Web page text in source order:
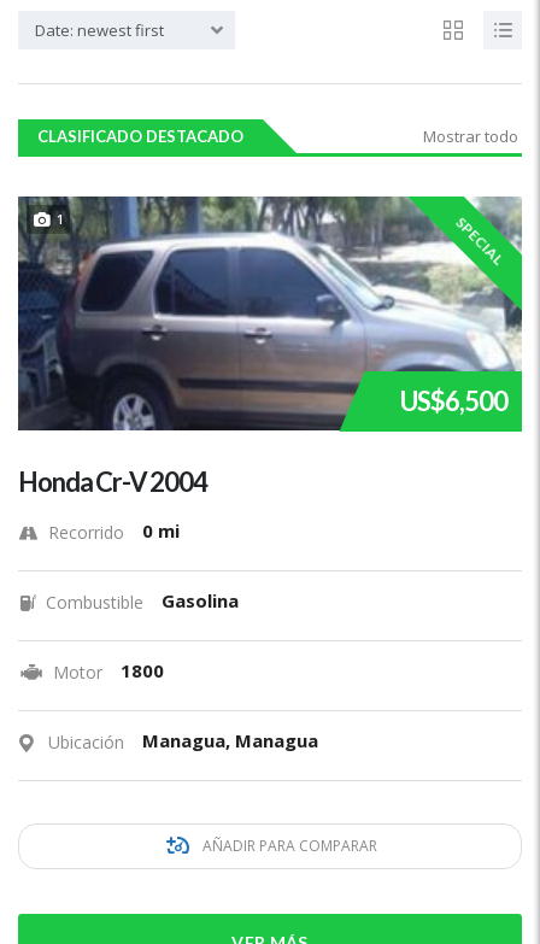
Date: newest first
CLASIFICADO DESTACADO Mostrar todo
1 SPECIAL
US$6,500
Honda Cr-V 2004
Recorrido 0 mi
Combustible Gasolina
Motor 1800
Ubicación Managua, Managua
AÑADIR PARA COMPARAR